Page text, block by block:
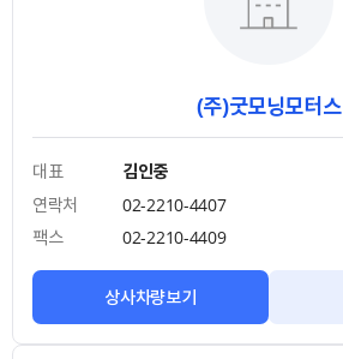
(주)굿모닝모터스
대표
김인중
연락처
02-2210-4407
팩스
02-2210-4409
상사차량보기